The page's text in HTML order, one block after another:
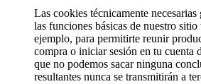
Las cookies técnicamente
las funciones básicas de nuestro
ejemplo, para permitirte reunir
compra o iniciar sesión en tu cuenta
que no podemos sacar ninguna
resultantes nunca se transmitirán a